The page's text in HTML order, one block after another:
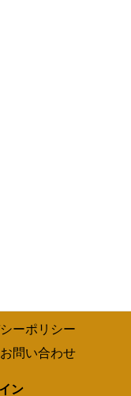
ーポリシー
お問い合わせ
ン